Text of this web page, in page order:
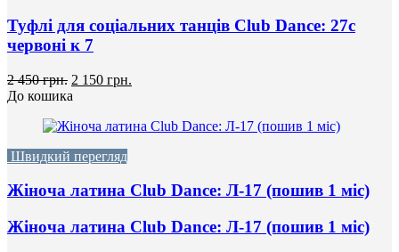
Туфлі для соціальних танців Club Dance: 27с
червоні к 7
2 450 грн. 2 150 грн.
До кошика
Швидкий перегляд
Жіноча латина Club Dance: Л-17 (пошив 1 міс)
Жіноча латина Club Dance: Л-17 (пошив 1 міс)